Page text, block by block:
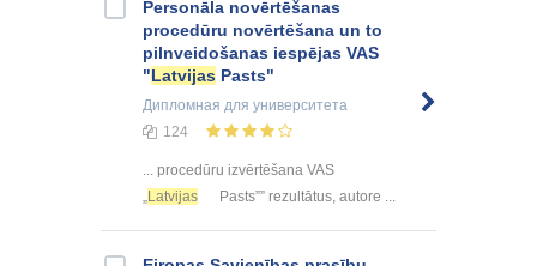
Personāla novērtēšanas
procedūru novērtēšana un to
pilnveidošanas iespējas VAS
"Latvijas Pasts"
Дипломная для университета
124
... procedūru izvērtēšana VAS
„Latvijas Pasts”” rezultātus, autore ...